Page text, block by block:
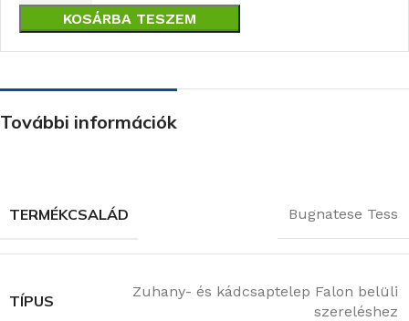
KOSÁRBA TESZEM
További információk
TERMÉKCSALÁD Bugnatese Tess
TÍPUS
Zuhany- és kádcsaptelep Falon belüli
szereléshez